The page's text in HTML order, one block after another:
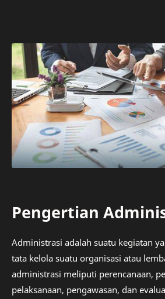
Pengertian
Administrasi adalah suatu kegiatan
tata kelola suatu organisasi atau
administrasi meliputi perencanaan,
pelaksanaan, pengawasan, dan